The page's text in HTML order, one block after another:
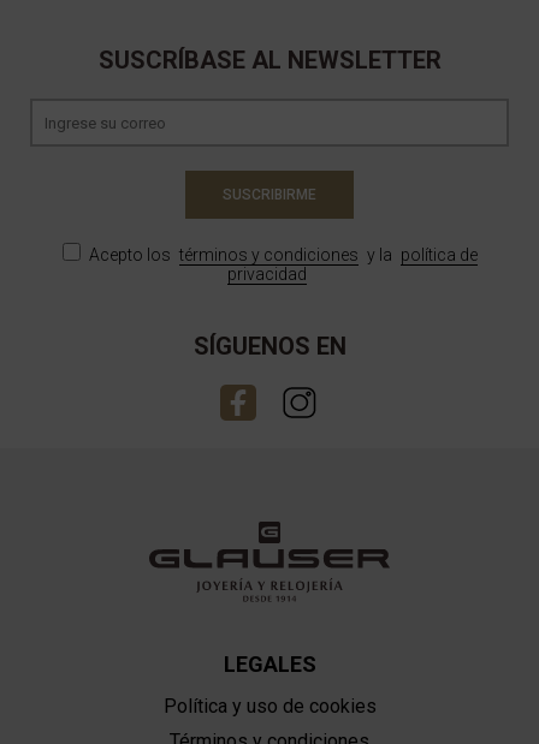
SUSCRÍBASE AL NEWSLETTER
SUSCRIBIRME
Acepto los términos y condiciones y la política de
privacidad
SÍGUENOS EN
LEGALES
Política y uso de cookies